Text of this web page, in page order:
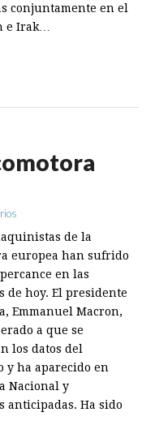
conjuntamente en el
e Irak…
de la
europea han sufrido
en las
de hoy. El presidente
Emmanuel Macron,
a que se
los datos del
y ha aparecido en
Nacional y
anticipadas. Ha sido